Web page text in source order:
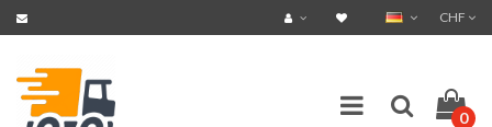
CHF
0